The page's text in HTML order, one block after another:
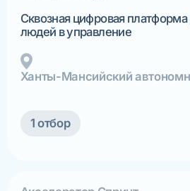
Сквозная цифровая
людей в управление
Ханты-Мансийский
1 отбор